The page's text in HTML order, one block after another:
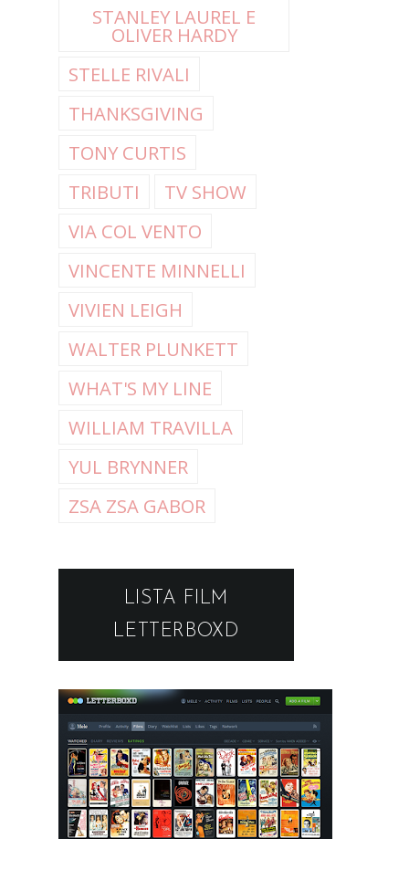
STANLEY LAUREL E
OLIVER HARDY
STELLE RIVALI
THANKSGIVING
TONY CURTIS
TRIBUTI
TV SHOW
VIA COL VENTO
VINCENTE MINNELLI
VIVIEN LEIGH
WALTER PLUNKETT
WHAT'S MY LINE
WILLIAM TRAVILLA
YUL BRYNNER
ZSA ZSA GABOR
LISTA FILM
LETTERBOXD